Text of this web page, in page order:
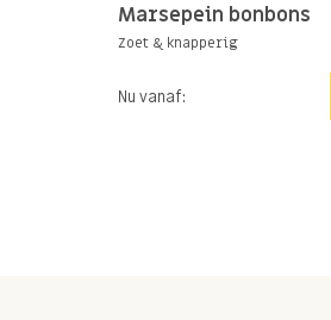
Marsepein bonbons
Zoet & knapperig
Nu vanaf: